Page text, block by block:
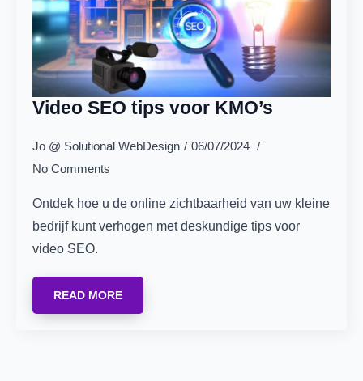
Video SEO tips voor KMO’s
Jo @ Solutional WebDesign
06/07/2024
No Comments
Ontdek hoe u de online zichtbaarheid van uw kleine
bedrijf kunt verhogen met deskundige tips voor
video SEO.
READ MORE